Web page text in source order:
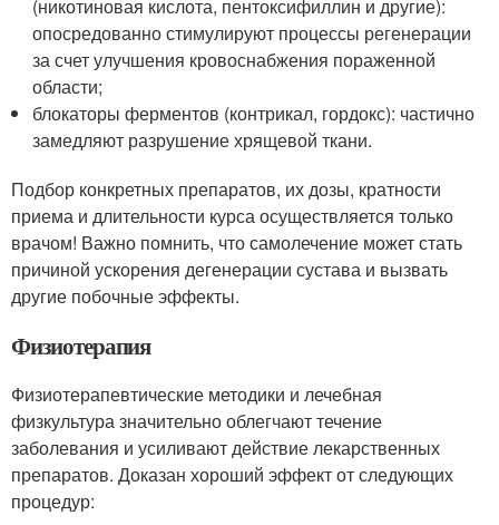
(никотиновая кислота, пентоксифиллин и другие):
опосредованно стимулируют процессы регенерации
за счет улучшения кровоснабжения пораженной
области;
блокаторы ферментов (контрикал, гордокс): частично
замедляют разрушение хрящевой ткани.
Подбор конкретных препаратов, их дозы, кратности
приема и длительности курса осуществляется только
врачом! Важно помнить, что самолечение может стать
причиной ускорения дегенерации сустава и вызвать
другие побочные эффекты.
Физиотерапия
Физиотерапевтические методики и лечебная
физкультура значительно облегчают течение
заболевания и усиливают действие лекарственных
препаратов. Доказан хороший эффект от следующих
процедур: